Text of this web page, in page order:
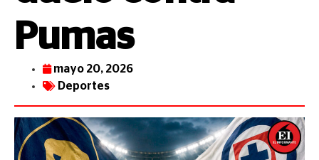
Pumas
mayo 20, 2026
Deportes